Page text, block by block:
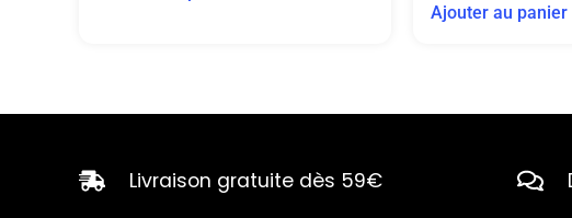
Ajouter au panier
Livraison gratuite dès 59€